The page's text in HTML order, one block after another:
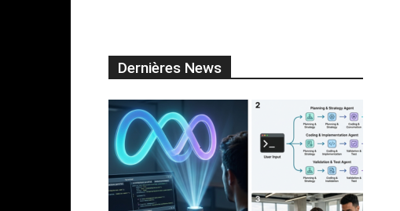
Dernières News